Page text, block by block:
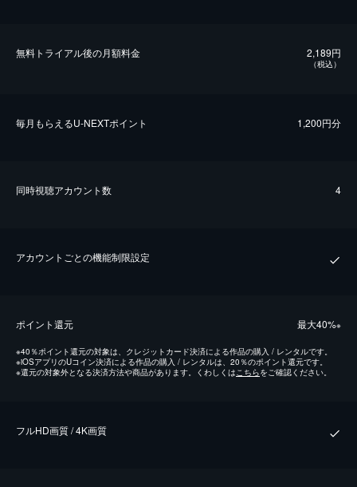
無料トライアル後の⽉額料金 2,189円
（税込）
毎⽉もらえるU-NEXTポイント 1,200円分
同時視聴アカウント数 4
アカウントごとの機能制限設定
ポイント還元 最⼤40%※
※40％ポイント還元の対象は、クレジットカード決済による作品の購入 / レンタルです。
※iOSアプリのUコイン決済による作品の購入 / レンタルは、20％のポイント還元です。
※還元の対象外となる決済方法や商品があります。くわしくは こちらをご確認ください。
フルHD画質 / 4K画質